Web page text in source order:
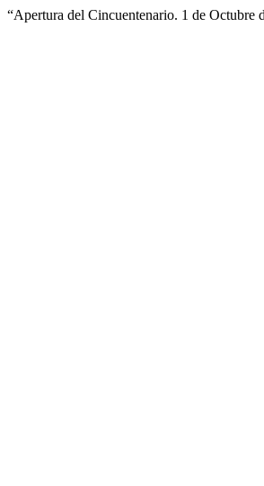
“Apertura del Cincuentenario. 1 de Octubre